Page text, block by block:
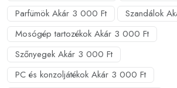
Parfümök Akár 3 000 Ft
Szandálok
Mosógép tartozékok Akár 3 000 Ft
Szőnyegek Akár 3 000 Ft
PC és konzoljátékok Akár 3 000 Ft